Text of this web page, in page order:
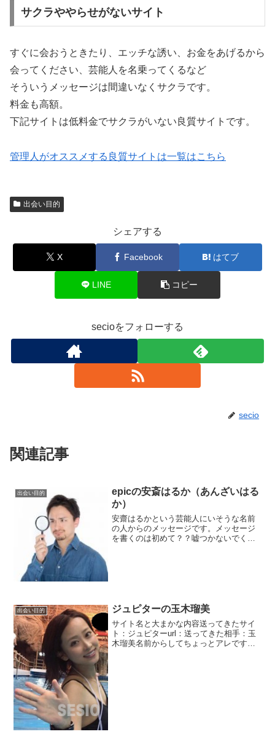
サクラややらせがないサイト
すぐに会おうときたり、エッチな誘い、お金をあげるから
会ってください、芸能人を名乗ってくるなど
そういうメッセージは間違いなくサクラです。
料金も高額。
下記サイトは低料金でサクラがいない良質サイトです。
管理人がオススメする良質サイトは一覧はこちら
出会い目的
シェアする
X Facebook はてブ
LINE コピー
secioをフォローする
secio
関連記事
出会い目的
epicの安斎はるか（あんざいはる
か）
安齋はるかという芸能人にいそうな名前
の人からのメッセージです。メッセージ
を書くのは初めて？？嘘つかないでくだ
社役員もしている。収入はかなりあると
のこと。
出会い目的 ジュピターの玉木瑠美
サイト名と大まかな内容送ってきたサイ
ト：ジュピターurl：送ってきた相手：玉
木瑠美名前からしてちょっとアレです